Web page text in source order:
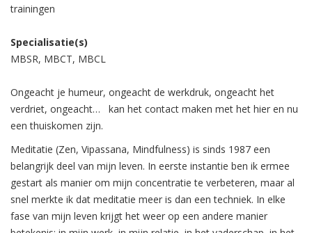
trainingen
Specialisatie(s)
MBSR, MBCT, MBCL
Ongeacht je humeur, ongeacht de werkdruk, ongeacht het
verdriet, ongeacht… kan het contact maken met het hier en nu
een thuiskomen zijn.
Meditatie (Zen, Vipassana, Mindfulness) is sinds 1987 een
belangrijk deel van mijn leven. In eerste instantie ben ik ermee
gestart als manier om mijn concentratie te verbeteren, maar al
snel merkte ik dat meditatie meer is dan een techniek. In elke
fase van mijn leven krijgt het weer op een andere manier